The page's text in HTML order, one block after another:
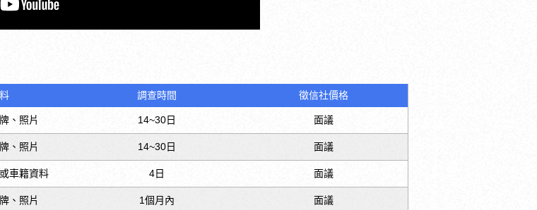
、照片
調查時間
14~30日
徵信社價格
面議
、照片 14~30日 面議
車籍資料 4日 面議
、照片 1個月內 面議